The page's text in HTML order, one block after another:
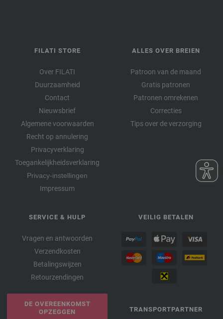
FILATI STORE
Over FILATI
Duurzaamheid
Contact
Nieuwsbrief
Algemene voorwaarden
Recht op annulering
Privacyverklaring
Toegankelijkheidsverklaring
Privacy-instellingen
Impressum
ALLES OVER BREIEN
Patroon van de maand
Gratis patronen
Patronen omrekenen
Correcties
Tips over de verzorging
SERVICE & HULP
Vragen en antwoorden
Verzendkosten
Betalingswijzen
Retourzendingen
DE OVEREENKOMST
OPZEGGEN
VEILIG BETALEN
TRANSPORTPARTNER